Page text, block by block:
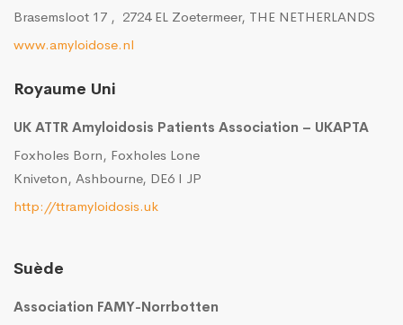
Brasemsloot 17 , 2724 EL Zoetermeer, THE NETHERLANDS
www.amyloidose.nl
Royaume Uni
UK ATTR Amyloidosis Patients Association – UKAPTA
Foxholes Born, Foxholes Lone
Kniveton, Ashbourne, DE6 I JP
http://ttramyloidosis.uk
Suède
Association FAMY-Norrbotten